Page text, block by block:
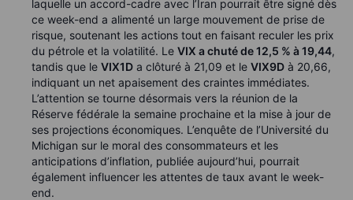
laquelle un accord-cadre avec l’Iran pourrait être signé dès
ce week-end a alimenté un large mouvement de prise de
risque, soutenant les actions tout en faisant reculer les prix
du pétrole et la volatilité. Le VIX a chuté de 12,5 % à 19,44,
tandis que le VIX1D a clôturé à 21,09 et le VIX9D à 20,66,
indiquant un net apaisement des craintes immédiates.
L’attention se tourne désormais vers la réunion de la
Réserve fédérale la semaine prochaine et la mise à jour de
ses projections économiques. L’enquête de l’Université du
Michigan sur le moral des consommateurs et les
anticipations d’inflation, publiée aujourd’hui, pourrait
également influencer les attentes de taux avant le week-
end.